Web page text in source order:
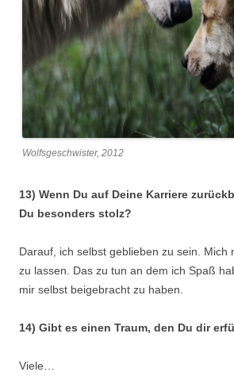
Wolfsgeschwister, 2012
13) Wenn Du auf Deine Karriere
Du besonders stolz?
Darauf, ich selbst geblieben zu sein. Mich
zu lassen. Das zu tun an dem ich Spaß
mir selbst beigebracht zu haben.
14) Gibt es einen Traum, den Du dir
Viele…